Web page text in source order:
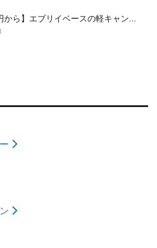
から】エブリイベースの軽キャン...